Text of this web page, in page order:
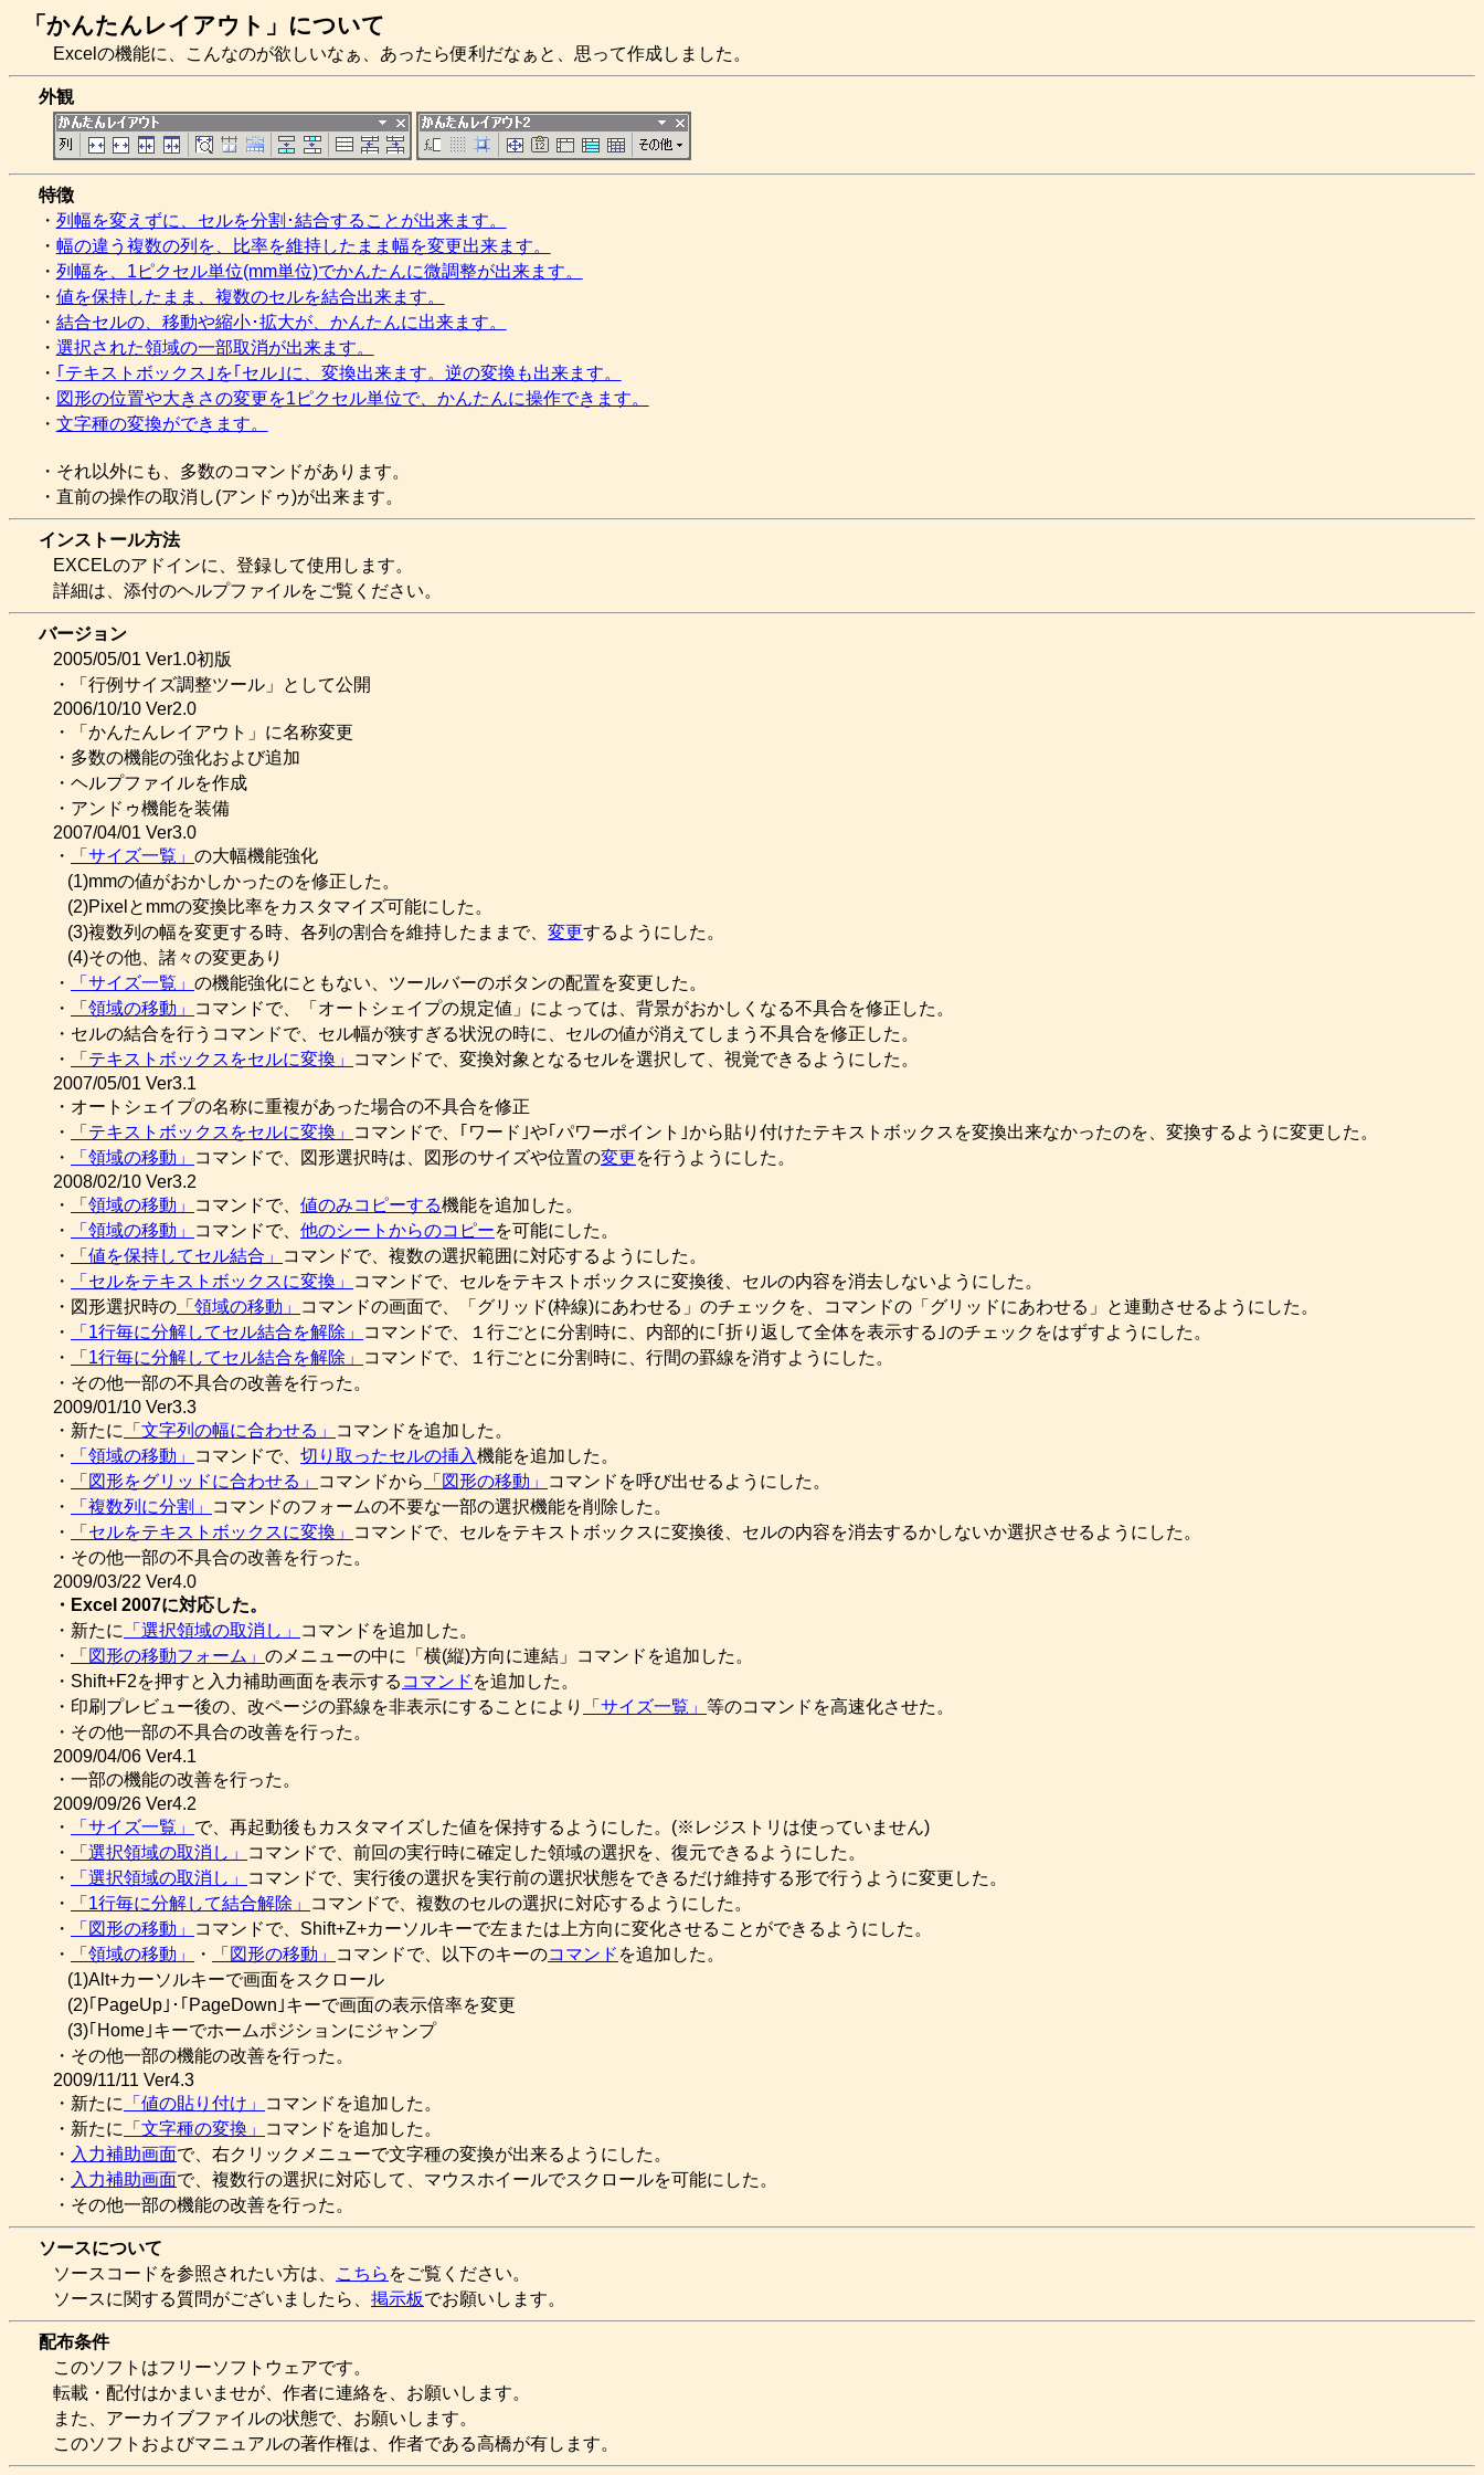
「かんたんレイアウト」について
Excelの機能に、こんなのが欲しいなぁ、あったら便利だなぁと、思って作成しました。
外観
特徴
・ 列幅を変えずに、セルを分割･結合することが出来ます。
・ 幅の違う複数の列を、比率を維持したまま幅を変更出来ます。
・ 列幅を、1ピクセル単位(mm単位)でかんたんに微調整が出来ます。
・ 値を保持したまま、複数のセルを結合出来ます。
・ 結合セルの、移動や縮小･拡大が、かんたんに出来ます。
・ 選択された領域の一部取消が出来ます。
・ ｢テキストボックス｣を｢セル｣に、変換出来ます。逆の変換も出来ます。
・ 図形の位置や大きさの変更を1ピクセル単位で、かんたんに操作できます。
・ 文字種の変換ができます。
・それ以外にも、多数のコマンドがあります。
・直前の操作の取消し(アンドゥ)が出来ます。
インストール方法
EXCELのアドインに、登録して使用します。
詳細は、添付のヘルプファイルをご覧ください。
バージョン
2005/05/01 Ver1.0初版
・「行例サイズ調整ツール」として公開
2006/10/10 Ver2.0
・「かんたんレイアウト」に名称変更
・多数の機能の強化および追加
・ヘルプファイルを作成
・アンドゥ機能を装備
2007/04/01 Ver3.0
・
「サイズ一覧」 の大幅機能強化
(1)mmの値がおかしかったのを修正した。
(2)Pixelとmmの変換比率をカスタマイズ可能にした。
(3)複数列の幅を変更する時、各列の割合を維持したままで、変更するようにした。
(4)その他、諸々の変更あり
・
「サイズ一覧」 の機能強化にともない、ツールバーのボタンの配置を変更した。
・
「領域の移動」
コマンドで、「オートシェイプの規定値」によっては、背景がおかしくなる不具合を修正した。
・セルの結合を行うコマンドで、セル幅が狭すぎる状況の時に、セルの値が消えてしまう不具合を修正した。
・
「テキストボックスをセルに変換」
コマンドで、変換対象となるセルを選択して、視覚できるようにした。
2007/05/01 Ver3.1
・オートシェイプの名称に重複があった場合の不具合を修正
・
「テキストボックスをセルに変換」
コマンドで、｢ワード｣や｢パワーポイント｣から貼り付けたテキストボックスを変換出来なかったのを、変換するように変更した。
・
「領域の移動」 コマンドで、図形選択時は、図形のサイズや位置の変更を行うようにした。
2008/02/10 Ver3.2
・
「領域の移動」 コマンドで、 値のみコピーする機能を追加した。
・
「領域の移動」 コマンドで、 他のシートからのコピーを可能にした。
・
「値を保持してセル結合」
コマンドで、複数の選択範囲に対応するようにした。
・
「セルをテキストボックスに変換」
コマンドで、セルをテキストボックスに変換後、セルの内容を消去しないようにした。
・図形選択時の 「領域の移動」
コマンドの画面で、「グリッド(枠線)にあわせる」のチェックを、コマンドの「グリッドにあわせる」と連動させるようにした。
・
「1行毎に分解してセル結合を解除」
コマンドで、１行ごとに分割時に、内部的に｢折り返して全体を表示する｣のチェックをはずすようにした。
・
「1行毎に分解してセル結合を解除」
コマンドで、１行ごとに分割時に、行間の罫線を消すようにした。
・その他一部の不具合の改善を行った。
2009/01/10 Ver3.3
・新たに
「文字列の幅に合わせる」
コマンドを追加した。
・
「領域の移動」 コマンドで、 切り取ったセルの挿入機能を追加した。
・
「図形をグリッドに合わせる」 コマンドから 「図形の移動」
コマンドを呼び出せるようにした。
・
「複数列に分割」
コマンドのフォームの不要な一部の選択機能を削除した。
・
「セルをテキストボックスに変換」
コマンドで、セルをテキストボックスに変換後、セルの内容を消去するかしないか選択させるようにした。
・その他一部の不具合の改善を行った。
2009/03/22 Ver4.0
・Excel 2007に対応した。
・新たに
「選択領域の取消し」
コマンドを追加した。
・
「図形の移動フォーム」 のメニューの中に「横(縦)方向に連結」コマンドを追加した。
・Shift+F2を押すと入力補助画面を表示する コマンド を追加した。
・印刷プレビュー後の、改ページの罫線を非表示にすることにより
「サイズ一覧」 等のコマンドを高速化させた。
・その他一部の不具合の改善を行った。
2009/04/06 Ver4.1
・一部の機能の改善を行った。
2009/09/26 Ver4.2
・
「サイズ一覧」 で、再起動後もカスタマイズした値を保持するようにした。(※レジストリは使っていません)
・
「選択領域の取消し」
コマンドで、前回の実行時に確定した領域の選択を、復元できるようにした。
・
「選択領域の取消し」
コマンドで、実行後の選択を実行前の選択状態をできるだけ維持する形で行うように変更した。
・
「1行毎に分解して結合解除」
コマンドで、複数のセルの選択に対応するようにした。
・
「図形の移動」
コマンドで、Shift+Z+カーソルキーで左または上方向に変化させることができるようにした。
・
「領域の移動」 ・ 「図形の移動」 コマンドで、以下のキーのコマンド を追加した。
(1)Alt+カーソルキーで画面をスクロール
(2)｢PageUp｣･｢PageDown｣キーで画面の表示倍率を変更
(3)｢Home｣キーでホームポジションにジャンプ
・その他一部の機能の改善を行った。
2009/11/11 Ver4.3
・新たに
「値の貼り付け」
コマンドを追加した。
・新たに
「文字種の変換」
コマンドを追加した。
・ 入力補助画面で、右クリックメニューで文字種の変換が出来るようにした。
・ 入力補助画面で、複数行の選択に対応して、マウスホイールでスクロールを可能にした。
・その他一部の機能の改善を行った。
ソースについて
ソースコードを参照されたい方は、
こちら をご覧ください。
ソースに関する質問がございましたら、 掲示板でお願いします。
配布条件
このソフトはフリーソフトウェアです。
転載・配付はかまいませが、作者に連絡を、お願いします。
また、アーカイブファイルの状態で、お願いします。
このソフトおよびマニュアルの著作権は、作者である高橋が有します。